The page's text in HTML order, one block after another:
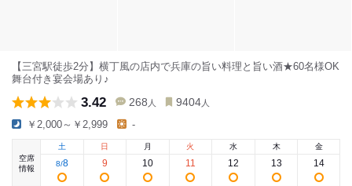
【三宮駅徒歩2分】横丁風の店内で兵庫の旨い料理と旨い酒★60名様OK
舞台付き宴会場あり♪
3.42 268 人 9404 人
￥2,000～￥2,999 -
空席
情報
土
8/8
日
9
月
10
火
11
水
12
木
13
金
14